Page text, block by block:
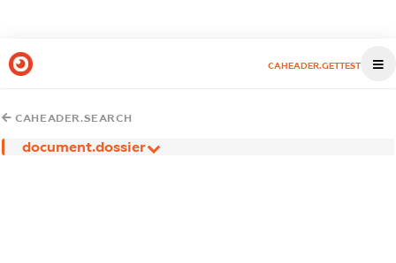
CAHEADER.GETTEST
CAHEADER.SEARCH
document.dossier